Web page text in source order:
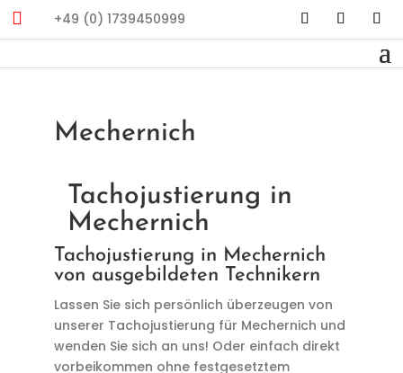
 +49 (0) 1739450999
Mechernich
Tachojustierung in
Mechernich
Tachojustierung in Mechernich
von ausgebildeten Technikern
Lassen Sie sich persönlich überzeugen von
unserer Tachojustierung für Mechernich und
wenden Sie sich an uns! Oder einfach direkt
vorbeikommen ohne festgesetztem